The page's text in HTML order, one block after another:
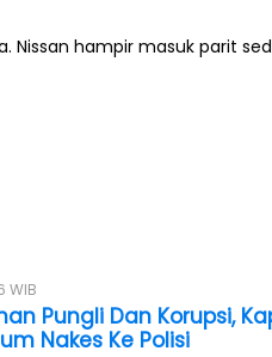
Nissan hampir masuk parit
WIB
Pungli Dan Korupsi,
Nakes Ke Polisi